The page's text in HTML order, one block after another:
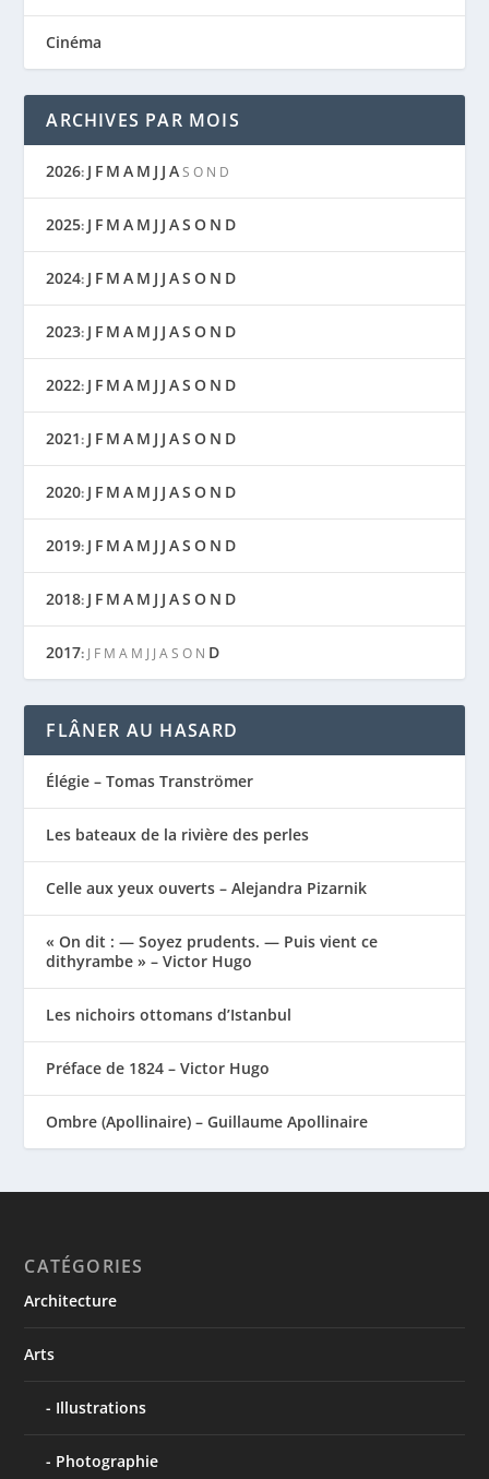
Cinéma
ARCHIVES PAR MOIS
2026: J F M A M J J A S O N D
2025: J F M A M J J AS O N D
2024: J F M A M J J AS O N D
2023: J F M A M J J AS O N D
2022: J F M A M J J AS O N D
2021: J F M A M J J AS O N D
2020: J F M A M J J AS O N D
2019: J F M A M J J AS O N D
2018: J F M A M J J AS O N D
2017: J F M A M J J A S O N D
FLÂNER AU HASARD
Élégie – Tomas Tranströmer
Les bateaux de la rivière des perles
Celle aux yeux ouverts – Alejandra Pizarnik
« On dit : — Soyez prudents. — Puis vient ce
dithyrambe » – Victor Hugo
Les nichoirs ottomans d’Istanbul
Préface de 1824 – Victor Hugo
Ombre (Apollinaire) – Guillaume Apollinaire
CATÉGORIES
Architecture
Arts
Illustrations
Photographie